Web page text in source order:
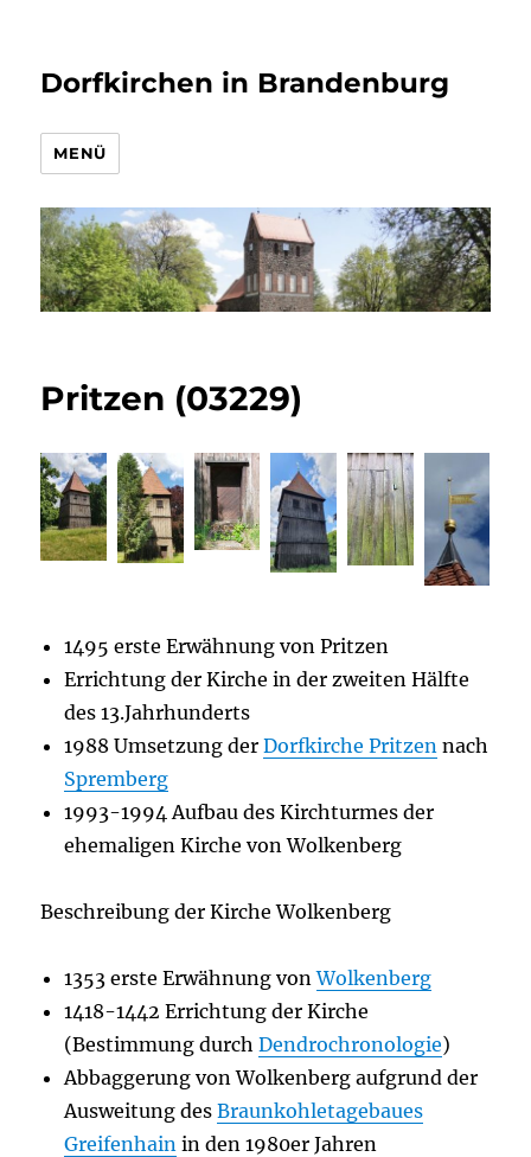
Dorfkirchen in Brandenburg
MENÜ
Pritzen (03229)
1495 erste Erwähnung von Pritzen
Errichtung der Kirche in der zweiten Hälfte
des 13.Jahrhunderts
1988 Umsetzung derDorfkirche Pritzen nach
Spremberg
1993-1994 Aufbau des Kirchturmes der
ehemaligen Kirche von Wolkenberg
Beschreibung der Kirche Wolkenberg
1353 erste Erwähnung vonWolkenberg
1418-1442 Errichtung der Kirche
(Bestimmung durchDendrochronologie)
Abbaggerung von Wolkenberg aufgrund der
Ausweitung desBraunkohletagebaues
Greifenhain in den 1980er Jahren